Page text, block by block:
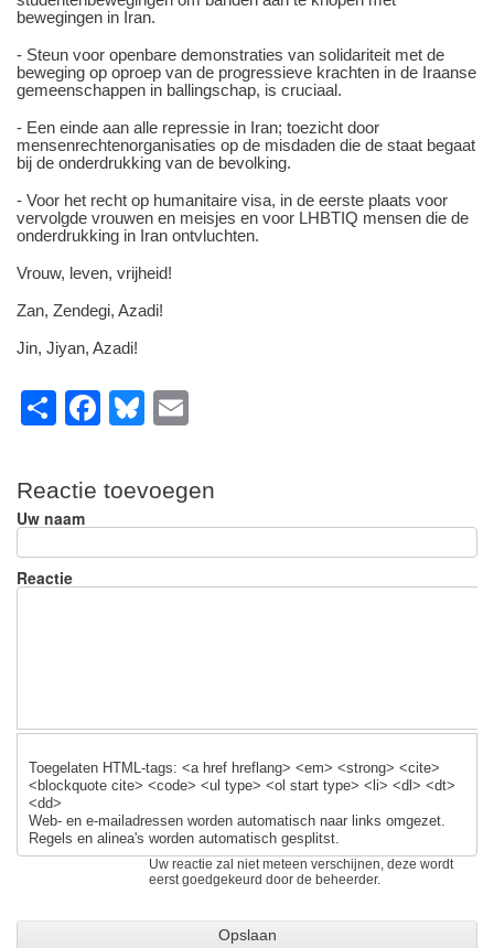
bewegingen in Iran.
- Steun voor openbare demonstraties van solidariteit met de
beweging op oproep van de progressieve krachten in de Iraanse
gemeenschappen in ballingschap, is cruciaal.
- Een einde aan alle repressie in Iran; toezicht door
mensenrechtenorganisaties op de misdaden die de staat begaat
bij de onderdrukking van de bevolking.
- Voor het recht op humanitaire visa, in de eerste plaats voor
vervolgde vrouwen en meisjes en voor LHBTIQ mensen die de
onderdrukking in Iran ontvluchten.
Vrouw, leven, vrijheid!
Zan, Zendegi, Azadi!
Jin, Jiyan, Azadi!
S
ar
e
F
c
e
b
o
Bl
e
sk
y
ail
Reactie toevoegen
Uw naam
Reactie
Toegelaten HTML-tags: <a href hreflang> <em> <strong> <cite>
<blockquote cite> <code> <ul type> <ol start type> <li> <dl> <dt>
<dd>
Web- en e-mailadressen worden automatisch naar links omgezet.
Regels en alinea's worden automatisch gesplitst.
Uw reactie zal niet meteen verschijnen, deze wordt
eerst goedgekeurd door de beheerder.